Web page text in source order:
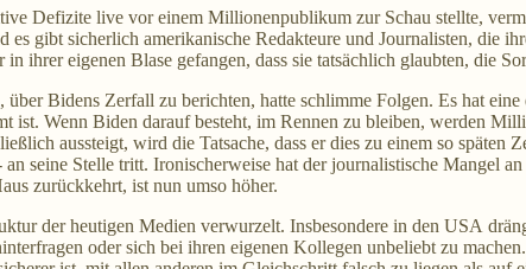
Defizite live vor einem Millionenpublikum zur Schau stellte,
gibt sicherlich amerikanische Redakteure und Journalisten, die
ihrer eigenen Blase gefangen, dass sie tatsächlich glaubten, die
über Bidens Zerfall zu berichten, hatte schlimme Folgen. Es hat
ist. Wenn Biden darauf besteht, im Rennen zu bleiben, werden
aussteigt, wird die Tatsache, dass er dies zu einem so
seine Stelle tritt. Ironischerweise hat der journalistische Mangel
zurückkehrt, ist nun umso höher.
der heutigen Medien verwurzelt. Insbesondere in den USA
oder sich bei ihren eigenen Kollegen unbeliebt zu